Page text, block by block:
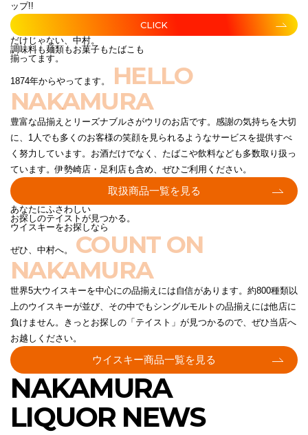
ップ!!
CLICK
だけじゃない、中村。
調味料も麺類もお菓子もたばこも
揃ってます。
1874年からやってます。
HELLO
NAKAMURA
豊富な品揃えとリーズナブルさがウリのお店です。感謝の気持ちを大切
に、1人でも多くのお客様の笑顔を見られるようなサービスを提供すべ
く努力しています。お酒だけでなく、たばこや飲料なども多数取り扱っ
ています。伊勢崎店・足利店も含め、ぜひご利用ください。
取扱商品一覧を見る
あなたにふさわしい
お探しのテイストが見つかる。
ウイスキーをお探しなら
ぜひ、中村へ。 COUNT ON
NAKAMURA
世界5大ウイスキーを中心にの品揃えには自信があります。約800種類以
上のウイスキーが並び、その中でもシングルモルトの品揃えには他店に
負けません。きっとお探しの「テイスト」が見つかるので、ぜひ当店へ
お越しください。
ウイスキー商品一覧を見る
NAKAMURA
LIQUOR NEWS